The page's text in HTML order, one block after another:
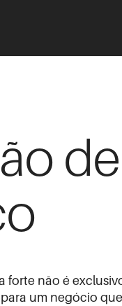
forte não é
um negócio